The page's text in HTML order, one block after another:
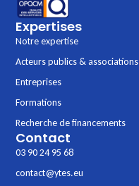
Expertises
Notre expertise
Acteurs publics & associations
Entreprises
Formations
Recherche de financements
Contact
03 90 24 95 68
contact@ytes.eu